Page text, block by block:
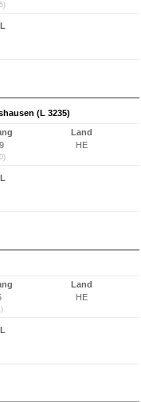
(L 3235)
Land
HE
Land
HE